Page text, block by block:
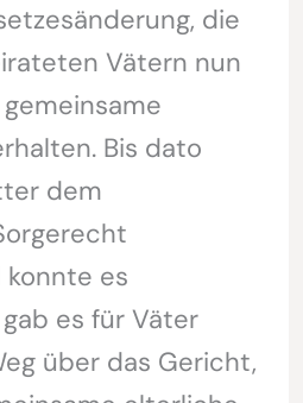
die
Vätern nun
Bis dato
dem
es
es für Väter
über das Gericht,